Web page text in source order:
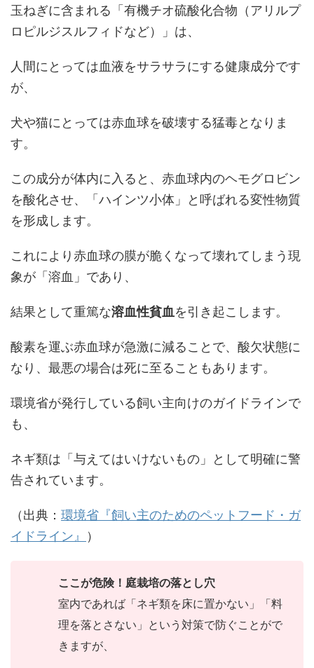
玉ねぎに含まれる「有機チオ硫酸化合物（アリルプ
ロピルジスルフィドなど）」は、
人間にとっては血液をサラサラにする健康成分です
が、
犬や猫にとっては赤血球を破壊する猛毒となりま
す。
この成分が体内に入ると、赤血球内のヘモグロビン
を酸化させ、「ハインツ小体」と呼ばれる変性物質
を形成します。
これにより赤血球の膜が脆くなって壊れてしまう現
象が「溶血」であり、
結果として重篤な溶血性貧血を引き起こします。
酸素を運ぶ赤血球が急激に減ることで、酸欠状態に
なり、最悪の場合は死に至ることもあります。
環境省が発行している飼い主向けのガイドラインで
も、
ネギ類は「与えてはいけないもの」として明確に警
告されています。
（出典： 環境省『飼い主のためのペットフード・ガ
イドライン』
）
ここが危険！庭栽培の落とし穴
室内であれば「ネギ類を床に置かない」「料
理を落とさない」という対策で防ぐことがで
きますが、